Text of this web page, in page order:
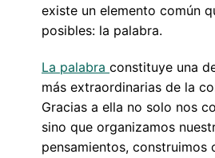
existe un elemento común
posibles: la palabra.
La palabra constituye una
más extraordinarias de la
Gracias a ella no solo nos
sino que organizamos
pensamientos, construimos